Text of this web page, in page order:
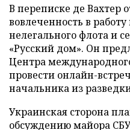
В переписке де Вахтер
вовлеченность в
нелегального флота и
«Русский дом». Он
Центра
провести онлайн-
начальника из
Украинская сторона
обсуждению майора